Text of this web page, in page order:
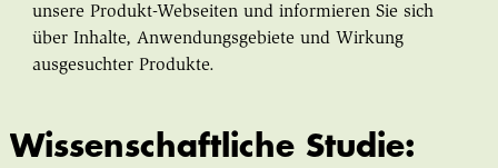
unsere Produkt-Webseiten und informieren Sie sich
über Inhalte, Anwendungsgebiete und Wirkung
ausgesuchter Produkte.
Wissenschaftliche Studie: